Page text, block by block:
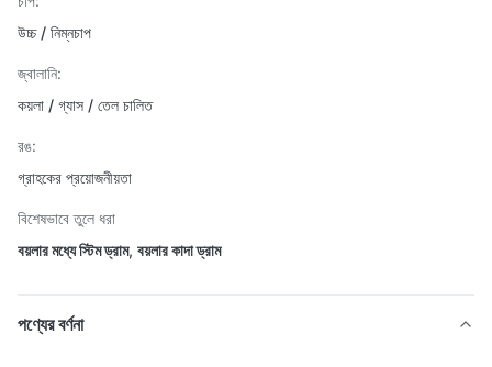
উচ্চ / নিম্নচাপ
জ্বালানি:
কয়লা / গ্যাস / তেল চালিত
রঙ:
গ্রাহকের প্রয়োজনীয়তা
বিশেষভাবে তুলে ধরা
বয়লার মধ্যে স্টিম ড্রাম, বয়লার কাদা ড্রাম
পণ্যের বর্ণনা